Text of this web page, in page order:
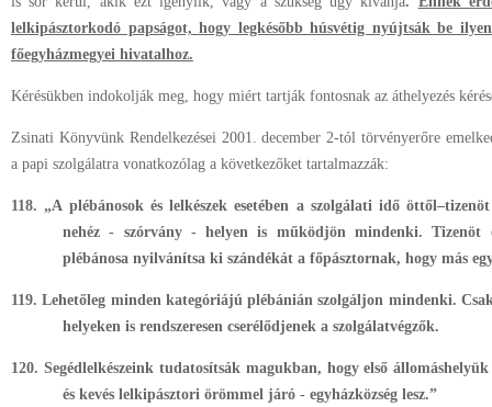
lelkipásztorkodó papságot, hogy legkésőbb húsvétig nyújtsák be
főegyházmegyei hivatalhoz.
Kérésükben indokolják meg, hogy miért tartják fontosnak az áthelyezés
Zsinati Könyvünk Rendelkezései 2001. december 2-tól törvényerőre
a papi szolgálatra vonatkozólag a következőket tartalmazzák:
118. „A plébánosok és lelkészek esetében a szolgálati idő
nehéz ‑ szórvány ‑ helyen is működjön mindenki.
plébánosa nyilvánítsa ki szándékát a főpásztornak, hogy más
119. Lehetőleg minden kategóriájú plébánián szolgáljon mindenki.
helyeken is rendszeresen cserélődjenek a szolgálatvégzők.
120. Segédlelkészeink tudatosítsák magukban, hogy első
és kevés lelkipásztori örömmel járó ‑ egyházközség lesz.”